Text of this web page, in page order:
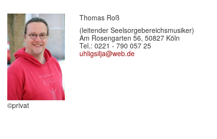
©privat
Thomas Roß
(leitender Seelsorgebereichsmusiker)
Am Rosengarten 56, 50827 Köln
Tel.: 0221 - 790 057 25
uhligsilja@web.de